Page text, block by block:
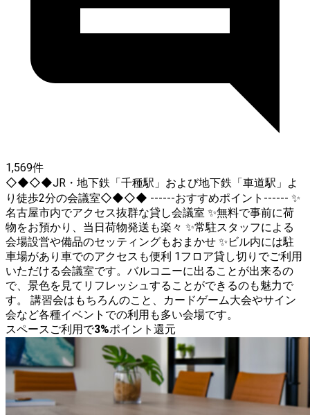
1,569件
◇◆◇◆JR・地下鉄「千種駅」および地下鉄「車道駅」よ
り徒歩2分の会議室◇◆◇◆ ------おすすめポイント------ ✨
名古屋市内でアクセス抜群な貸し会議室 ✨無料で事前に荷
物をお預かり、当日荷物発送も楽々 ✨常駐スタッフによる
会場設営や備品のセッティングもおまかせ ✨ビル内には駐
車場があり車でのアクセスも便利 1フロア貸し切りでご利用
いただける会議室です。バルコニーに出ることが出来るの
で、景色を見てリフレッシュすることができるのも魅力で
す。 講習会はもちろんのこと、カードゲーム大会やサイン
会など各種イベントでの利用も多い会場です。
スペースご利用で3%ポイント還元